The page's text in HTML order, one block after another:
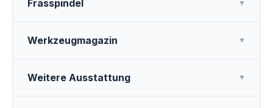
Frässpindel ▼
Werkzeugmagazin ▼
Weitere Ausstattung ▼